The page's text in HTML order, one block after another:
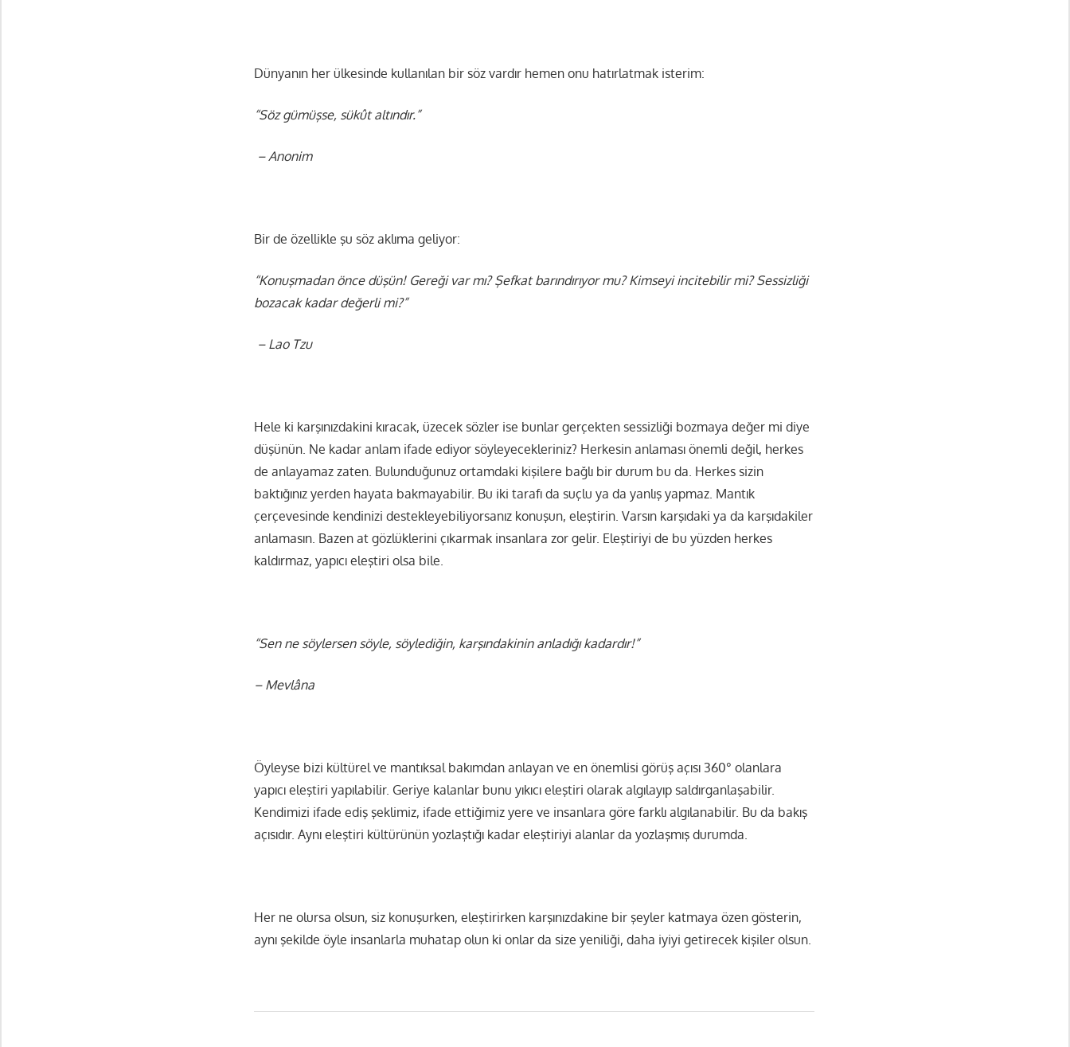
Dünyanın her ülkesinde kullanılan bir söz vardır hemen onu hatırlatmak isterim:
“Söz gümüşse, sükût altındır.”
– Anonim
Bir de özellikle şu söz aklıma geliyor:
“Konuşmadan önce düşün! Gereği var mı? Şefkat barındırıyor mu? Kimseyi incitebilir mi? Sessizliği
bozacak kadar değerli mi?”
– Lao Tzu
Hele ki karşınızdakini kıracak, üzecek sözler ise bunlar gerçekten sessizliği bozmaya değer mi diye
düşünün. Ne kadar anlam ifade ediyor söyleyecekleriniz? Herkesin anlaması önemli değil, herkes
de anlayamaz zaten. Bulunduğunuz ortamdaki kişilere bağlı bir durum bu da. Herkes sizin
baktığınız yerden hayata bakmayabilir. Bu iki tarafı da suçlu ya da yanlış yapmaz. Mantık
çerçevesinde kendinizi destekleyebiliyorsanız konuşun, eleştirin. Varsın karşıdaki ya da karşıdakiler
anlamasın. Bazen at gözlüklerini çıkarmak insanlara zor gelir. Eleştiriyi de bu yüzden herkes
kaldırmaz, yapıcı eleştiri olsa bile.
“Sen ne söylersen söyle, söylediğin, karşındakinin anladığı kadardır!”
– Mevlâna
Öyleyse bizi kültürel ve mantıksal bakımdan anlayan ve en önemlisi görüş açısı 360° olanlara
yapıcı eleştiri yapılabilir. Geriye kalanlar bunu yıkıcı eleştiri olarak algılayıp saldırganlaşabilir.
Kendimizi ifade ediş şeklimiz, ifade ettiğimiz yere ve insanlara göre farklı algılanabilir. Bu da bakış
açısıdır. Aynı eleştiri kültürünün yozlaştığı kadar eleştiriyi alanlar da yozlaşmış durumda.
Her ne olursa olsun, siz konuşurken, eleştirirken karşınızdakine bir şeyler katmaya özen gösterin,
aynı şekilde öyle insanlarla muhatap olun ki onlar da size yeniliği, daha iyiyi getirecek kişiler olsun.